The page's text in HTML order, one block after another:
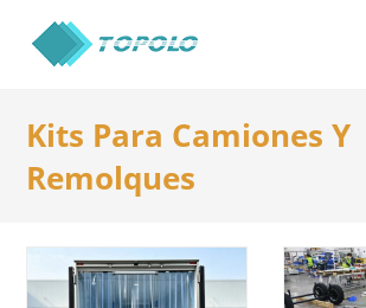
content
Kits Para Camiones Y
Remolques